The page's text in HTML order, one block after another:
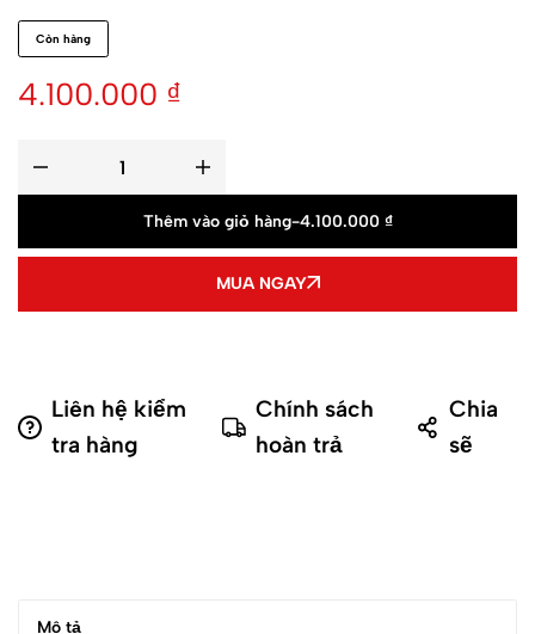
Còn hàng
4.100.000 ₫
Thêm vào giỏ hàng-4.100.000 ₫
MUA NGAY
Liên hệ kiểm
tra hàng
Chính sách
hoàn trả
Chia
sẽ
Mô tả